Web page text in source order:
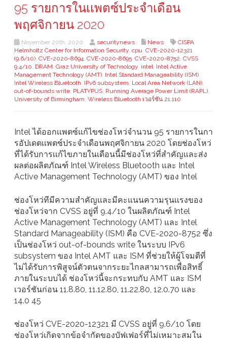
95 รายการในเเพตซ์ประจำเดือน
พฤศจิกายน 2020
November 20th, 2020 securitynews News
CISPA
Helmholtz Center for Information Security, cpu, CVE-2020-12321
(9.6/10), CVE-2020-8694, CVE-2020-8695, CVE-2020-8752, CVSS
9.4/10, DRAM, Graz University of Technology, intel, Intel Active
Management Technology (AMT), Intel Standard Manageability (ISM),
Intel Wireless Bluetooth, IPv6 subsystem, Local Area Network (LAN),
out-of-bounds write, PLATYPUS, Running Average Power Limit (RAPL),
University of Birmingham, Wireless Bluetooth เวอร์ชัน 21.110
Intel ได้ออกเเพตซ์แก้ไขช่องโหว่จำนวน 95 รายการในกา
รอัปเดตเเพตซ์ประจำเดือนพฤศจิกายน 2020 โดยช่องโหว่
ที่ได้รับการเเก้ไขภายในเดือนนี้มีช่องโหว่ที่สำคัญและส่ง
ผลต่อผลิตภัณฑ์ Intel Wireless Bluetooth และ Intel
Active Management Technology (AMT) ของ Intel
ช่องโหว่ทีมีความสำคัญและมีคะแนนความรุนเเรงของ
ช่องโหว่จาก CVSS อยู่ที่ 9.4/10 ในผลิตภัณฑ์ Intel
Active Management Technology (AMT) และ Intel
Standard Manageability (ISM) คือ CVE-2020-8752 ซึ่ง
เป็นช่องโหว่ out-of-bounds write ในระบบ IPv6
subsystem ของ Intel AMT และ ISM ที่ช่วยให้ผู้โจมตีที่
ไม่ได้รับการพิสูจน์ตัวตนจากระยะไกลสามารถเพื่อสิทธิ์
ภายในระบบได้ ช่องโหว่นี้จะกระทบกับ AMT และ ISM
เวอร์ชันก่อน 11.8.80, 11.12.80, 11.22.80, 12.0.70 และ
14.0 45
ช่องโหว่ CVE-2020-12321 มี CVSS อยู่ที่ 9.6/10 โดย
ช่องโหว่เกิดจากข้อจำกัดของบัฟเฟอร์ที่ไม่เหมาะสมใน